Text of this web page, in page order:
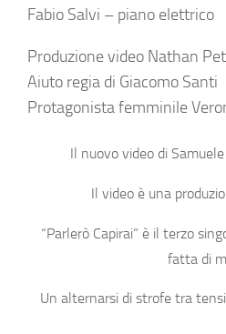
Fabio Salvi – piano elettrico
Produzione video Nathan
Aiuto regia di Giacomo Santi
Protagonista femminile
Il nuovo video di
Il video è una
“Parlerò Capirai” è il terzo
fatta di
Un alternarsi di strofe tra